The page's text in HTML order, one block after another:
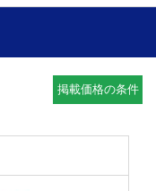
掲載価格の条件